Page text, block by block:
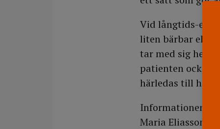
Vid långtids-ekg
liten bärbar ekg-
tar med sig hem.
patienten också
härledas till
Informationen är
Maria Eliasson